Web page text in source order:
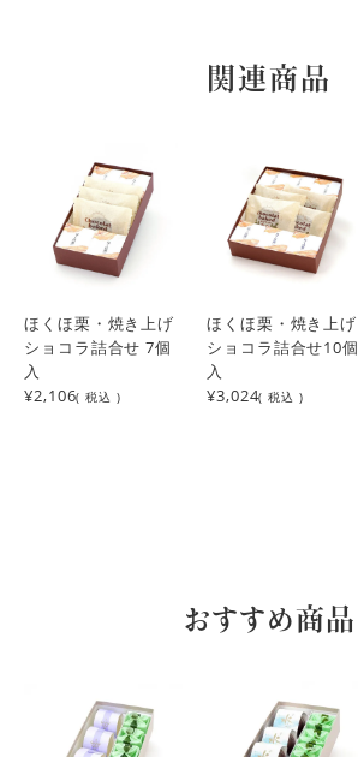
関連商品
ほくほ栗・焼き上げ
ショコラ詰合せ 7個
入
¥2,106( 税込 )
ほくほ栗・焼き上げ
ショコラ詰合せ10個
入
¥3,024( 税込 )
おすすめ商品